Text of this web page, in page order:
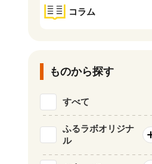
コラム
ものから探す
すべて
ふるラボオリジナ
ル